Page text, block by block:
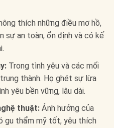
thích những điều mơ hồ,
sự an toàn, ổn định và có kế
Trong tình yêu và các mối
thành. Họ ghét sự lừa
yêu bền vững, lâu dài.
thuật:Ảnh hưởng của
gu thẩm mỹ tốt, yêu thích